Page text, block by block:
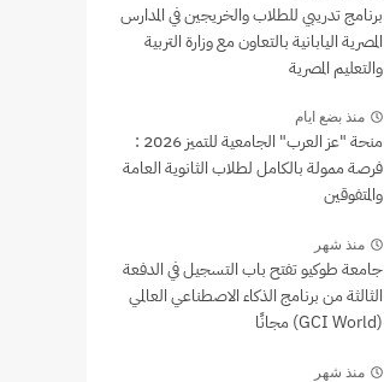
برنامج تدريبي للطلاب والخريجين في المدارس
المصرية اليابانية بالتعاون مع وزارة التربية
والتعليم المصرية
منذ بضع ايام
منحة "عز العرب" الجامعية للتميز 2026 :
فرصة ممولة بالكامل لطلاب الثانوية العامة
والمتفوقين
منذ شهر
جامعة طوكيو تفتح باب التسجيل في الدفعة
الثالثة من برنامج الذكاء الاصطناعي العالمي
(GCI World) مجانًا
منذ شهر